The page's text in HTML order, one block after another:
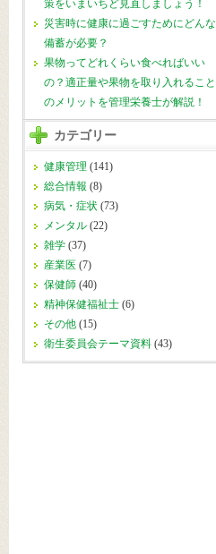
策をいまいちど見直しましょう！
災害時に健康に過ごすためにどんな
備蓄が必要？
果物ってどれくらい食べればいい
の？適正量や果物を取り入れること
のメリットを管理栄養士が解説！
カテゴリー
健康管理 (141)
総合情報 (8)
病気・症状 (73)
メンタル (22)
雑学 (37)
産業医 (7)
保健師 (40)
精神保健福祉士 (6)
その他 (15)
衛生委員会テーマ資料 (43)